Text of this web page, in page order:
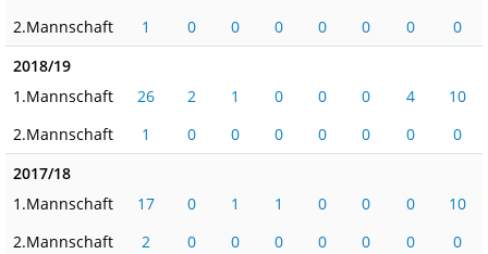
2.Mannschaft
1 0 0 0 0 0 0
0
2018/19
1.Mannschaft
26 2 1 0 0 0 4
10
2.Mannschaft
1 0 0 0 0 0 0
0
2017/18
1.Mannschaft
17 0 1 1 0 0 0
10
2.Mannschaft
2 0 0 0 0 0 0
0